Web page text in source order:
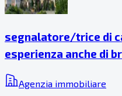
segnalatore/trice di
esperienza anche di
Agenzia immobiliare